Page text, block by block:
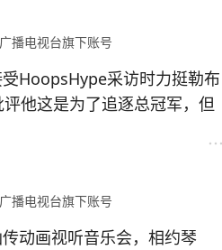
播电视台旗下账号
HoopsHype采访时力挺勒布
他这是为了追逐总冠军，但
军戒指。” （新浪体育）
播电视台旗下账号
传动画视听音乐会，相约琴